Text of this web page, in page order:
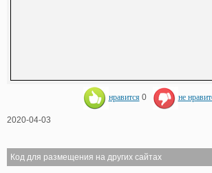
нравится 0 не
2020-04-03
Код для размещения на других сайтах